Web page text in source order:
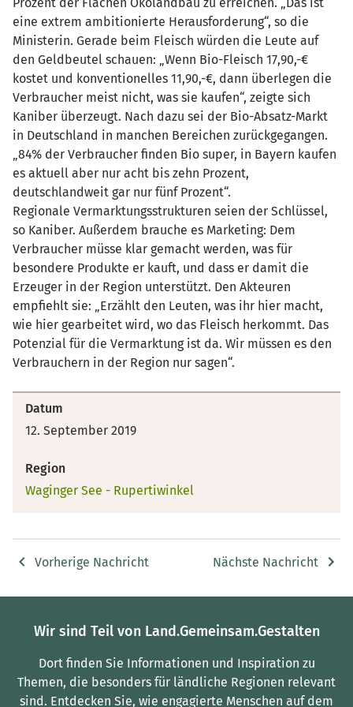
eine extrem ambitionierte Herausforderung“, so die
Ministerin. Gerade beim Fleisch würden die Leute auf
den Geldbeutel schauen: „Wenn Bio-Fleisch 17,90,-€
kostet und konventionelles 11,90,-€, dann überlegen die
Verbraucher meist nicht, was sie kaufen“, zeigte sich
Kaniber überzeugt. Nach dazu sei der Bio-Absatz-Markt
in Deutschland in manchen Bereichen zurückgegangen.
„84% der Verbraucher finden Bio super, in Bayern kaufen
es aktuell aber nur acht bis zehn Prozent,
deutschlandweit gar nur fünf Prozent“.
Regionale Vermarktungsstrukturen seien der Schlüssel,
so Kaniber. Außerdem brauche es Marketing: Dem
Verbraucher müsse klar gemacht werden, was für
besondere Produkte er kauft, und dass er damit die
Erzeuger in der Region unterstützt. Den Akteuren
empfiehlt sie: „Erzählt den Leuten, was ihr hier macht,
wie hier gearbeitet wird, wo das Fleisch herkommt. Das
Potenzial für die Vermarktung ist da. Wir müssen es den
Verbrauchern in der Region nur sagen“.
Datum
12. September 2019
Region
Waginger See - Rupertiwinkel
Vorherige Nachricht Nächste Nachricht
Wir sind Teil von Land.Gemeinsam.Gestalten
Dort finden Sie Informationen und Inspiration zu
Themen, die besonders für ländliche Regionen relevant
sind. Entdecken Sie, wie engagierte Menschen auf dem